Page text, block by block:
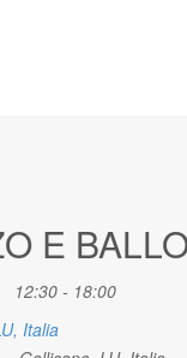
E
12:30 - 18:00
Italia